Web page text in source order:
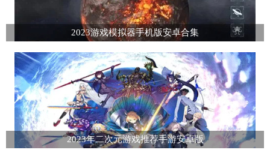
2023游戏模拟器手机版安卓合集
2023年二次元游戏推荐手游安卓版